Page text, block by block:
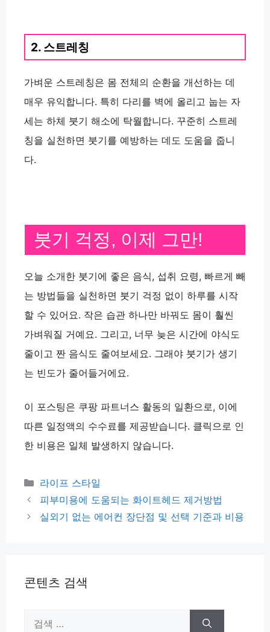
2. 스트레칭
가벼운 스트레칭은 몸 전체의 순환을 개선하는 데
매우 유익합니다. 특히 다리를 벽에 올리고 눕는 자
세는 하체 붓기 해소에 탁월합니다. 꾸준히 스트레
칭을 실천하면 붓기를 예방하는 데도 도움을 줍니
다.
붓기 걱정, 이제 그만!
오늘 소개한 붓기에 좋은 음식, 섭취 요령, 빠르게 빼
는 방법들을 실천하면 붓기 걱정 없이 하루를 시작
할 수 있어요. 작은 습관 하나만 바꿔도 몸이 훨씬
가벼워질 거예요. 그리고, 너무 늦은 시간에 야식도
줄이고 짠 음식도 줄여보세요. 그래야 붓기가 생기
는 빈도가 줄어들거에요.
이 포스팅은 쿠팡 파트너스 활동의 일환으로, 이에
따른 일정액의 수수료를 제공받습니다. 클릭으로 인
한 비용은 일체 발생하지 않습니다.
카
테
리
라이프 스타일
피부미용에 도움되는 화이트헤드 제거방법
실외기 없는 에어컨 장단점 및 선택 기준과 비용
콘텐츠 검색